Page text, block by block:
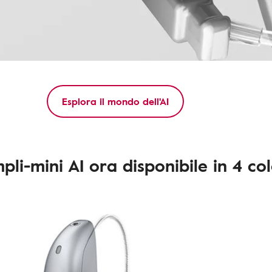
Esplora il mondo dell'AI
mini AI ora disponibile in 4